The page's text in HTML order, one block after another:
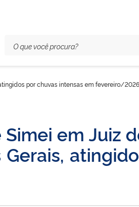
por chuvas intensas em fevereiro/2026
em Juiz